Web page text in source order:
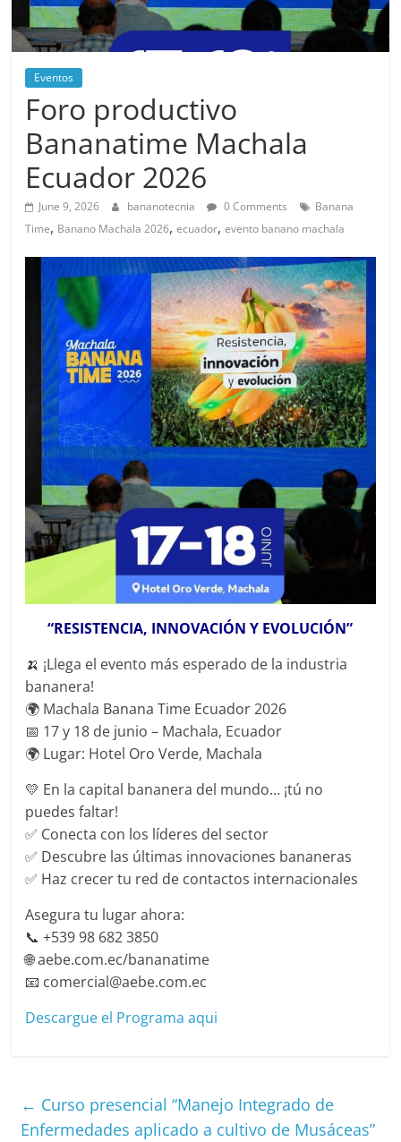
Eventos
Foro productivo
Bananatime Machala
Ecuador 2026
June 9, 2026 bananotecnia 0 Comments
Banana
Time, Banano Machala 2026,ecuador,evento banano machala
“RESISTENCIA, INNOVACIÓN Y EVOLUCIÓN”
🍌 ¡Llega el evento más esperado de la industria
bananera!
🌍 Machala Banana Time Ecuador 2026
📅 17 y 18 de junio – Machala, Ecuador
🌍 Lugar: Hotel Oro Verde, Machala
💛 En la capital bananera del mundo… ¡tú no
puedes faltar!
✅ Conecta con los líderes del sector
✅ Descubre las últimas innovaciones bananeras
✅ Haz crecer tu red de contactos internacionales
Asegura tu lugar ahora:
📞 +539 98 682 3850
🌐 aebe.com.ec/bananatime
📧 comercial@aebe.com.ec
Descargue el Programa aqui
← Curso presencial “Manejo Integrado de
Enfermedades aplicado a cultivo de Musáceas”